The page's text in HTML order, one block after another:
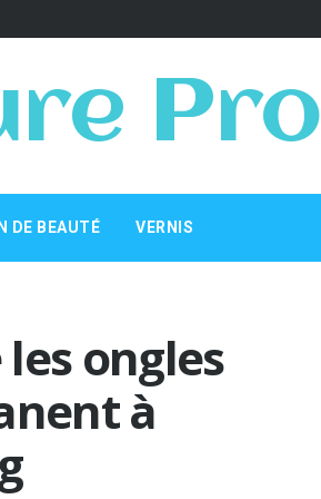
Pro
DE BEAUTÉ VERNIS
ongles
à